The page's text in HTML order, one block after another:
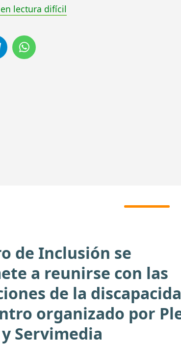
lectura difícil
de Inclusión se
a reunirse con las
de la
organizado por
Servimedia